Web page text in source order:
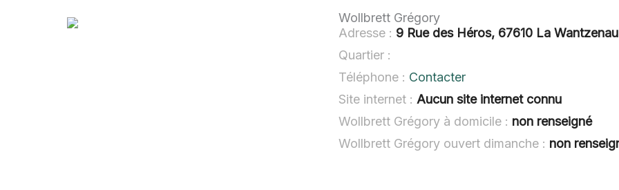
Wollbrett Grégory
Adresse : 9 Rue des Héros, 67610 La Wantzenau
Quartier :
Téléphone : Contacter
Site internet : Aucun site internet connu
Wollbrett Grégory à domicile : non renseigné
Wollbrett Grégory ouvert dimanche : non